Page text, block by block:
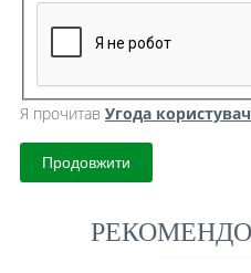
Я прочитав Угода
Продовжити